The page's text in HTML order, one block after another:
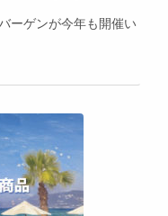
ーゲンが今年も開催い